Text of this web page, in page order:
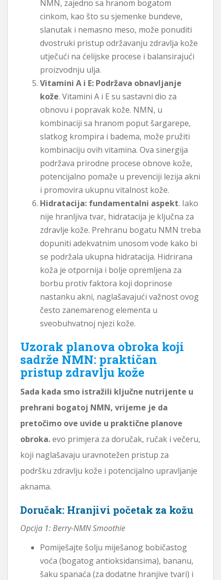
NMN, zajedno sa hranom bogatom
cinkom, kao što su sjemenke bundeve,
slanutak i nemasno meso, može ponuditi
dvostruki pristup održavanju zdravlja kože
utječući na ćelijske procese i balansirajući
proizvodnju ulja.
Vitamini A i E: Podržava obnavljanje
kože. Vitamini A i E su sastavni dio za
obnovu i popravak kože. NMN, u
kombinaciji sa hranom poput šargarepe,
slatkog krompira i badema, može pružiti
kombinaciju ovih vitamina. Ova sinergija
podržava prirodne procese obnove kože,
potencijalno pomaže u prevenciji lezija akni
i promovira ukupnu vitalnost kože.
Hidratacija: fundamentalni aspekt. Iako
nije hranljiva tvar, hidratacija je ključna za
zdravlje kože. Prehranu bogatu NMN treba
dopuniti adekvatnim unosom vode kako bi
se podržala ukupna hidratacija. Hidrirana
koža je otpornija i bolje opremljena za
borbu protiv faktora koji doprinose
nastanku akni, naglašavajući važnost ovog
često zanemarenog elementa u
sveobuhvatnoj njezi kože.
Uzorak planova obroka koji
sadrže NMN: praktičan
pristup zdravlju kože
Sada kada smo istražili ključne nutrijente u
prehrani bogatoj NMN, vrijeme je da
pretočimo ove uvide u praktične planove
obroka.evo primjera za doručak, ručak i večeru,
koji naglašavaju uravnotežen pristup za
podršku zdravlju kože i potencijalno upravljanje
aknama.
Doručak: Hranjivi početak za kožu
Opcija 1: Berry-NMN Smoothie
Pomiješajte šolju miješanog bobičastog
voća (bogatog antioksidansima), bananu,
šaku spanaća (za dodatne hranjive tvari) i